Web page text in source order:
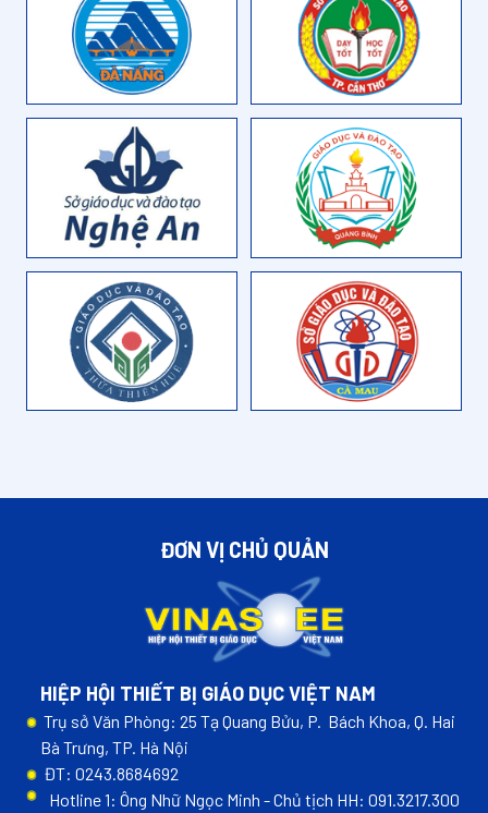
ĐƠN VỊ CHỦ QUẢN
HIỆP HỘI THIẾT BỊ GIÁO DỤC VIỆT NAM
Trụ sở Văn Phòng: 25 Tạ Quang Bửu, P. Bách Khoa, Q. Hai
Bà Trưng, TP. Hà Nội
ĐT: 0243.8684692
Hotline 1: Ông Nhữ Ngọc Minh - Chủ tịch HH: 091.3217.300